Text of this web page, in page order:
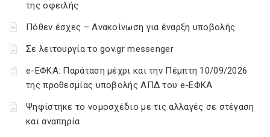
της οφειλής
Πόθεν έσχες – Ανακοίνωση για έναρξη υποβολής
Σε λειτουργία το gov.gr messenger
e-ΕΦΚΑ: Παράταση μέχρι και την Πέμπτη 10/09/2026
της προθεσμίας υποβολής ΑΠΔ του e-ΕΦΚΑ
Ψηφίστηκε το νομοσχέδιο με τις αλλαγές σε στέγαση
και αναπηρία